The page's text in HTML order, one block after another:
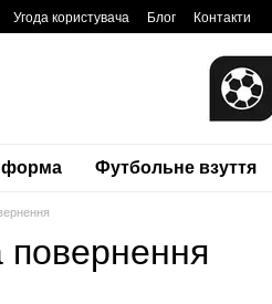
Угода користувача Блог Контакти
форма Футбольне взуття
повернення